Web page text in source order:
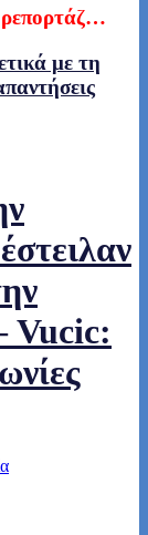
ρεπορτάζ…
με τη
Vucic: